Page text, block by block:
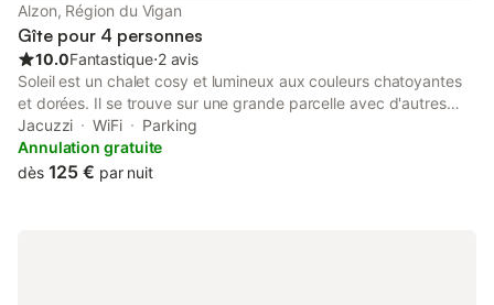
Alzon, Région du Vigan
Gîte pour 4 personnes
10.0Fantastique⋅2 avis
Soleil est un chalet cosy et lumineux aux couleurs chatoyantes
et dorées. Il se trouve sur une grande parcelle avec d'autres
chalets en bois dans le Parc National des Cévennes, au bord
d'une petite rivière. Sur place la location d'un spa extérieur et
de vélos électriques vous permettra de sublimer vos vacances
Jacuzzi WiFi
Parking
Annulation gratuite
dès 125 € par nuit